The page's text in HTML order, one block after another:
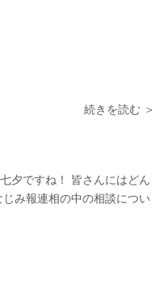
続きを読む ＞
夕ですね！ 皆さんにはどん
報連相の中の相談につい